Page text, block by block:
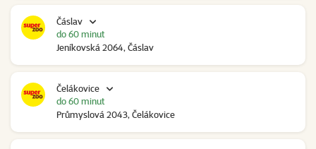
Čáslav
Jeníkovská 2064, Čáslav
do 60 minut
Čelákovice
Průmyslová 2043, Čelákovice
do 60 minut